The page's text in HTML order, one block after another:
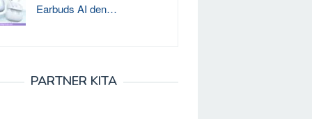
Earbuds AI den…
PARTNER KITA